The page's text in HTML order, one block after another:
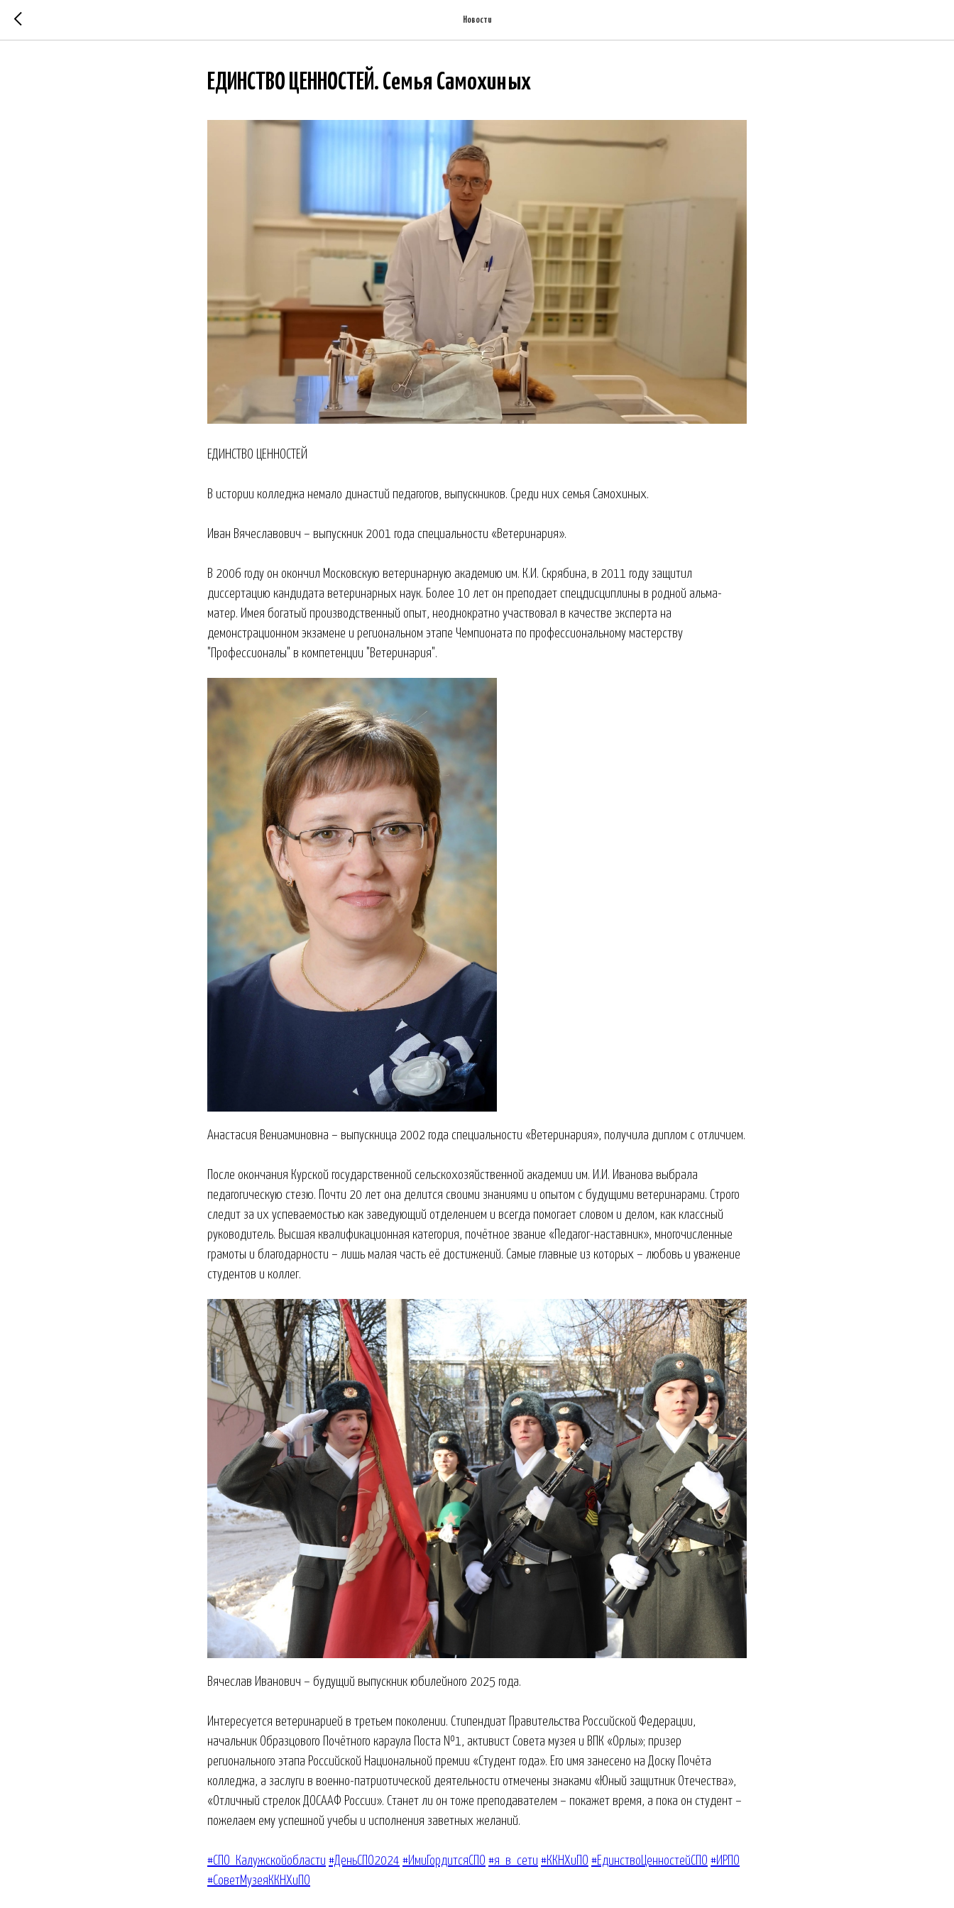
Новости
ЕДИНСТВО ЦЕННОСТЕЙ. Семья Самохиных
ЕДИНСТВО ЦЕННОСТЕЙ
В истории колледжа немало династий педагогов, выпускников. Среди них семья Самохиных.
Иван Вячеславович – выпускник 2001 года специальности «Ветеринария».
В 2006 году он окончил Московскую ветеринарную академию им. К.И. Скрябина, в 2011 году защитил
диссертацию кандидата ветеринарных наук. Более 10 лет он преподает спецдисциплины в родной альма-
матер. Имея богатый производственный опыт, неоднократно участвовал в качестве эксперта на
демонстрационном экзамене и региональном этапе Чемпионата по профессиональному мастерству
"Профессионалы" в компетенции "Ветеринария".
Анастасия Вениаминовна – выпускница 2002 года специальности «Ветеринария», получила диплом с отличием.
После окончания Курской государственной сельскохозяйственной академии им. И.И. Иванова выбрала
педагогическую стезю. Почти 20 лет она делится своими знаниями и опытом с будущими ветеринарами. Строго
следит за их успеваемостью как заведующий отделением и всегда помогает словом и делом, как классный
руководитель. Высшая квалификационная категория, почётное звание «Педагог-наставник», многочисленные
грамоты и благодарности – лишь малая часть её достижений. Самые главные из которых – любовь и уважение
студентов и коллег.
Вячеслав Иванович – будущий выпускник юбилейного 2025 года.
Интересуется ветеринарией в третьем поколении. Стипендиат Правительства Российской Федерации,
начальник Образцового Почётного караула Поста №1, активист Совета музея и ВПК «Орлы»; призер
регионального этапа Российской Национальной премии «Студент года». Его имя занесено на Доску Почёта
колледжа, а заслуги в военно-патриотической деятельности отмечены знаками «Юный защитник Отечества»,
«Отличный стрелок ДОСААФ России». Станет ли он тоже преподавателем – покажет время, а пока он студент –
пожелаем ему успешной учебы и исполнения заветных желаний.
#СПО_Калужскойобласти #ДеньСПО2024 #ИмиГордитсяСПО #я_в_сети #ККНХиПО #ЕдинствоЦенностейСПО #ИРПО
#СоветМузеяККНХиПО